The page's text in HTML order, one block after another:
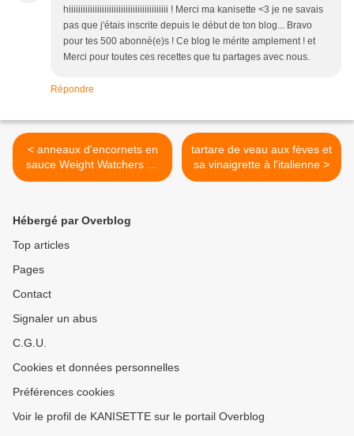
hiiiiiiiiiiiiiiiiiiiiiiiiiiiiiiiiiiiiiiiiii ! Merci ma kanisette <3 je ne savais
pas que j'étais inscrite depuis le début de ton blog... Bravo
pour tes 500 abonné(e)s ! Ce blog le mérite amplement ! et
Merci pour toutes ces recettes que tu partages avec nous.
Répondre
< anneaux d'encornets en
sauce Weight Watchers au
Thermomix
tartare de veau aux fèves et
sa vinaigrette à l'italienne >
Hébergé par Overblog
Top articles
Pages
Contact
Signaler un abus
C.G.U.
Cookies et données personnelles
Préférences cookies
Voir le profil de KANISETTE sur le portail Overblog